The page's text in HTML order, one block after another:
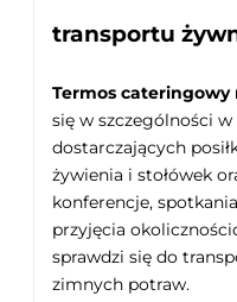
transportu
Termos
się w szczególności
dostarczających
żywienia i stołówek
konferencje,
przyjęcia
sprawdzi się do
zimnych potraw.